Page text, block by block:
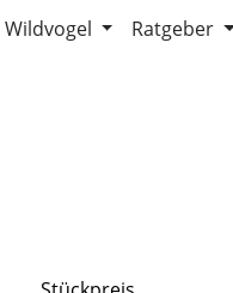
Wildvogel Ratgeber